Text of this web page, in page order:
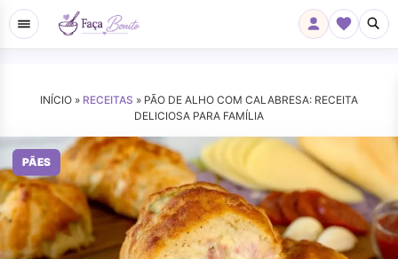
INÍCIO » RECEITAS » PÃO DE ALHO COM CALABRESA: RECEITA
DELICIOSA PARA FAMÍLIA
PÃES